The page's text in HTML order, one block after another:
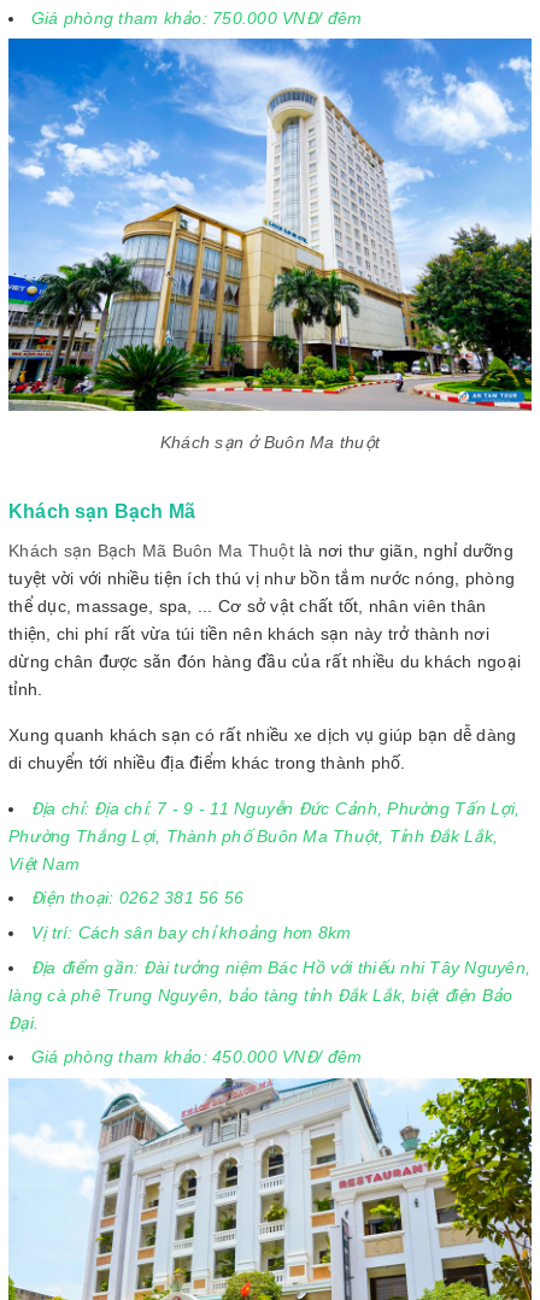
Giá phòng tham khảo: 750.000 VNĐ/ đêm
Khách sạn ở Buôn Ma thuột
Khách sạn Bạch Mã
Khách sạn Bạch Mã Buôn Ma Thuộtlà nơi thư giãn, nghỉ dưỡng
tuyệt vời với nhiều tiện ích thú vị như bồn tắm nước nóng, phòng
thể dục, massage, spa, ... Cơ sở vật chất tốt, nhân viên thân
thiện, chi phí rất vừa túi tiền nên khách sạn này trở thành nơi
dừng chân được săn đón hàng đầu của rất nhiều du khách ngoại
tỉnh.
Xung quanh khách sạn có rất nhiều xe dịch vụ giúp bạn dễ dàng
di chuyển tới nhiều địa điểm khác trong thành phố.
Địa chỉ: Địa chỉ: 7 - 9 - 11 Nguyễn Đức Cảnh, Phường Tấn Lợi,
Phường Thắng Lợi, Thành phố Buôn Ma Thuột, Tỉnh Đắk Lắk,
Việt Nam
Điện thoại: 0262 381 56 56
Vị trí: Cách sân bay chỉ khoảng hơn 8km
Địa điểm gần: Đài tưởng niệm Bác Hồ với thiếu nhi Tây Nguyên,
làng cà phê Trung Nguyên, bảo tàng tỉnh Đắk Lắk, biệt điện Bảo
Đại.
Giá phòng tham khảo: 450.000 VNĐ/ đêm